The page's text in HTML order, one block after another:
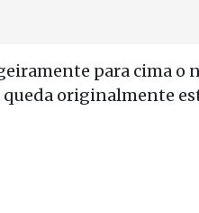
para cima o
originalmente